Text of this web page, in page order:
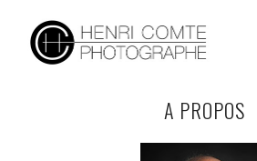
A PROPOS